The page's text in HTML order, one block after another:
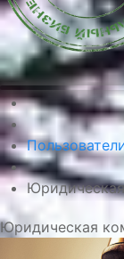
Юридическая